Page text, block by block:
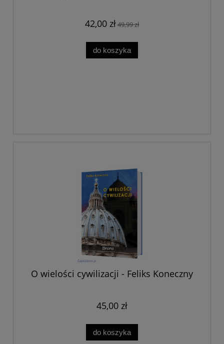
42,00 zł49,99 zł
do koszyka
O wielości cywilizacji - Feliks Koneczny
45,00 zł
do koszyka